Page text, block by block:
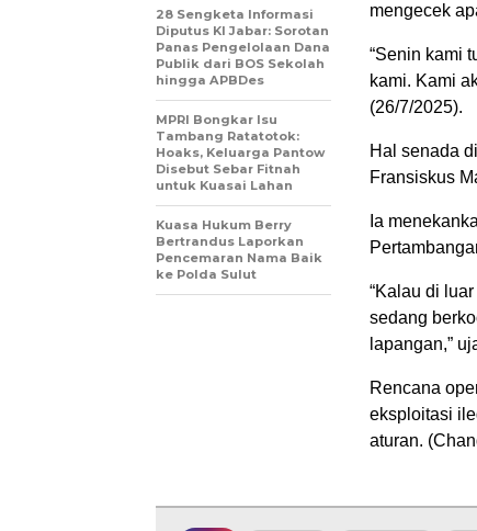
mengecek
“Senin kami
kami. Kami
(26/7/2025).
Hal senada
Fransiskus
Ia
“Kalau di
sedang
lapangan,”
Rencana
eksploitasi
aturan.
28 Sengketa Informasi
Diputus KI Jabar: Sorotan
Panas Pengelolaan Dana
Publik dari BOS Sekolah
hingga APBDes
MPRI Bongkar Isu
Tambang Ratatotok:
Hoaks, Keluarga Pantow
Disebut Sebar Fitnah
untuk Kuasai Lahan
Kuasa Hukum Berry
Bertrandus Laporkan
Pencemaran Nama Baik
ke Polda Sulut